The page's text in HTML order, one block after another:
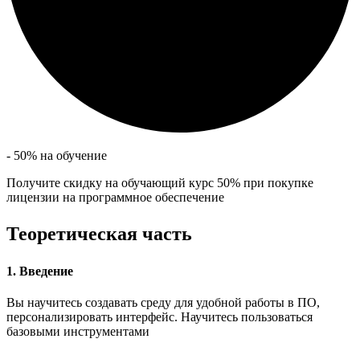
- 50% на обучение
Получите скидку на обучающий курс 50% при покупке
лицензии на программное обеспечение
Теоретическая часть
1. Введение
Вы научитесь создавать среду для удобной работы в ПО,
персонализировать интерфейс. Научитесь пользоваться
базовыми инструментами